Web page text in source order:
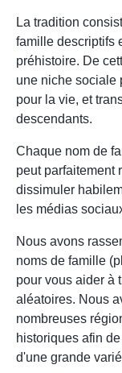
La tradition
famille descriptifs
préhistoire. De
une niche sociale
pour la vie, et
descendants.
Chaque nom de
peut parfaitement
dissimuler
les médias
Nous avons
noms de famille
pour vous aider à
aléatoires. Nous
nombreuses
historiques afin
d'une grande